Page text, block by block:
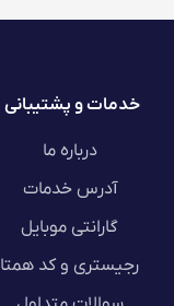
خدمات و پشتیبانی
درباره ما
آدرس خدمات
گارانتی موبایل
رجیستری و کد همتا